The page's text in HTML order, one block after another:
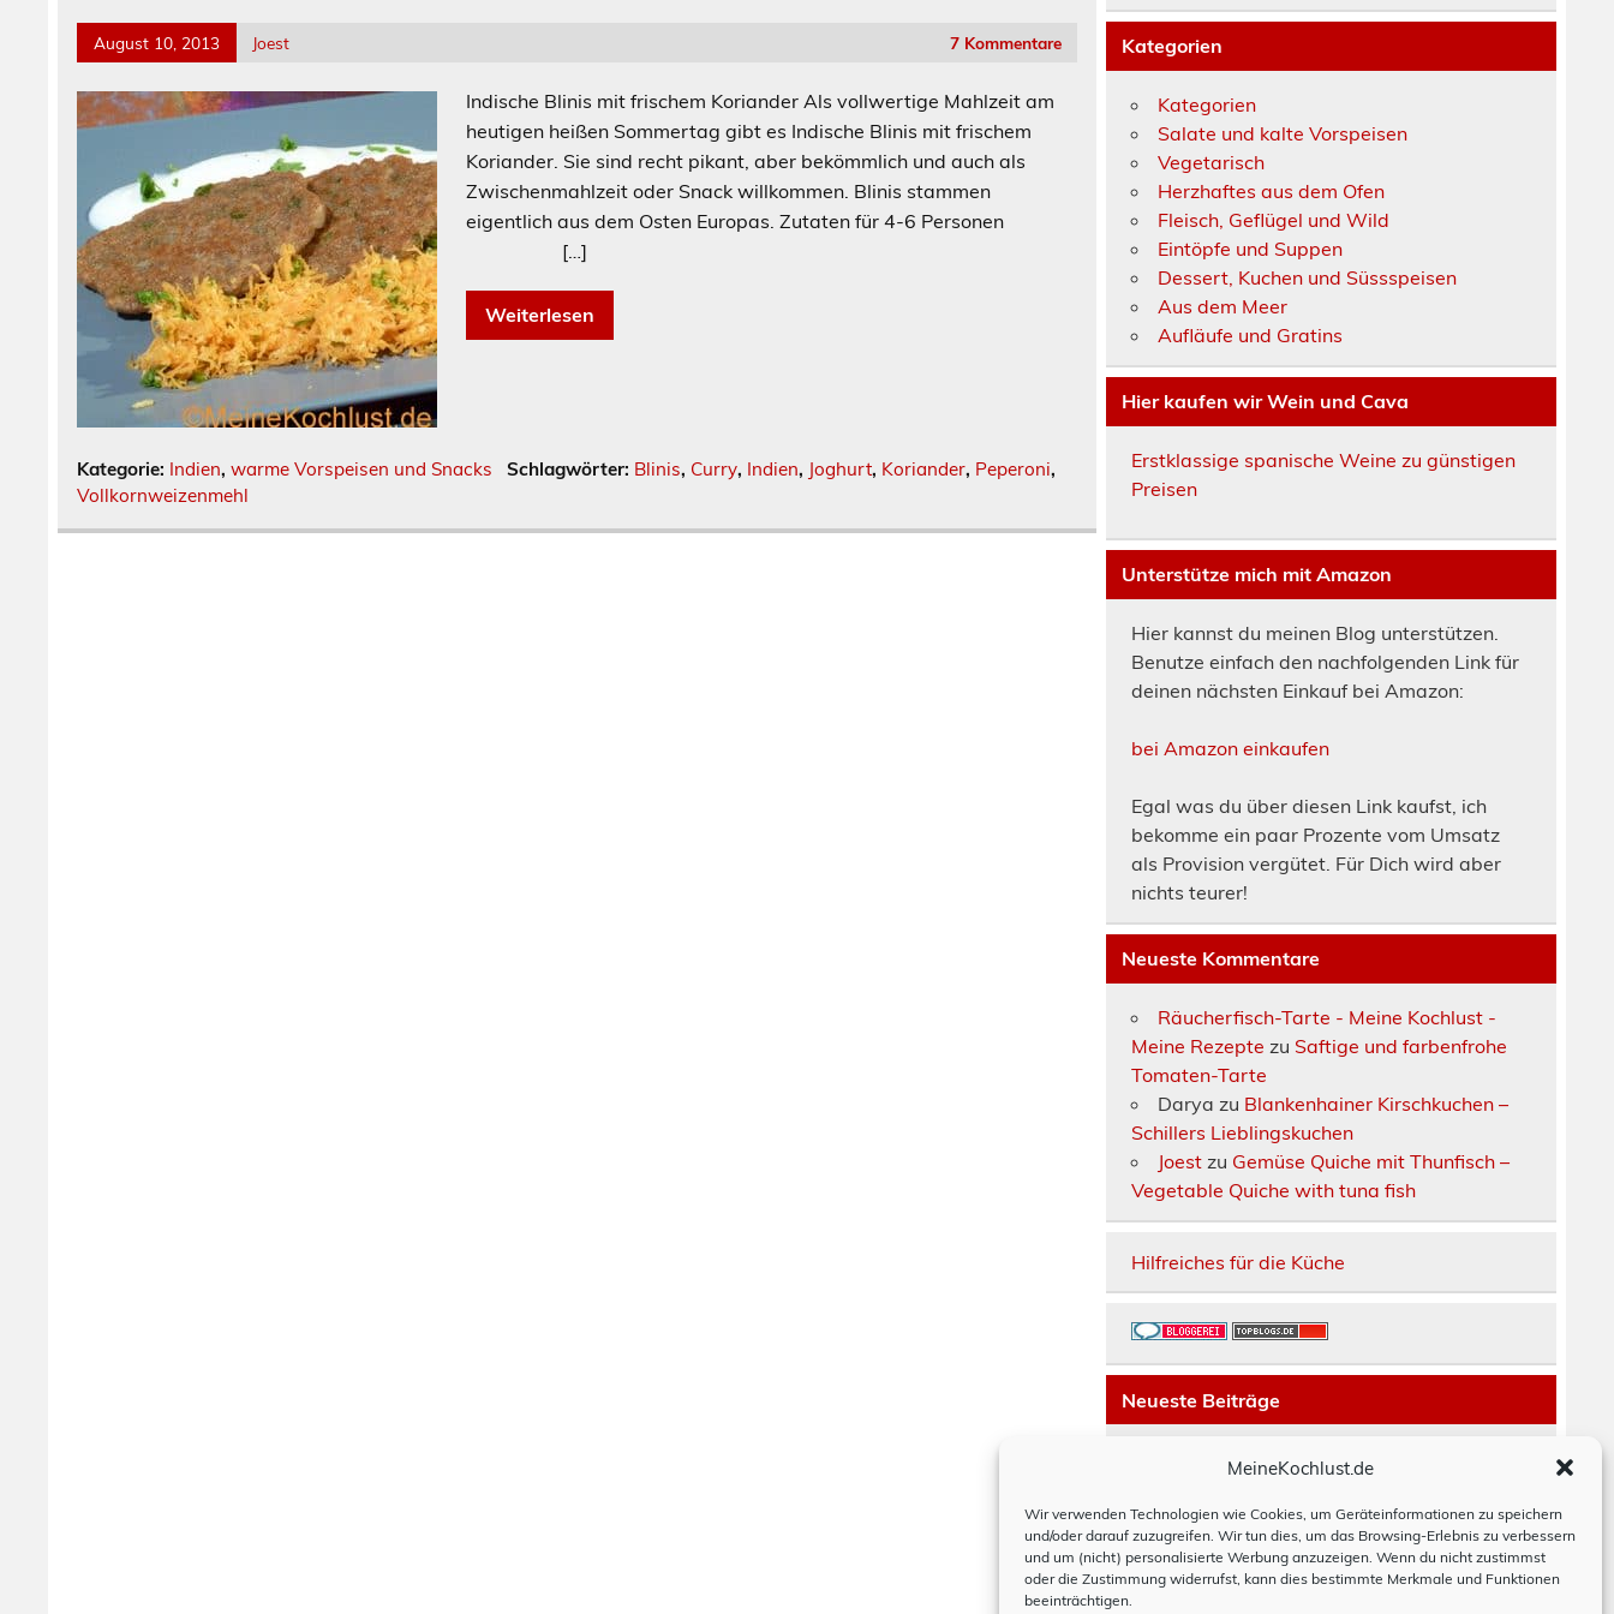
MeineKochlust.de
Wir verwenden Technologien wie Cookies, um Geräteinformationen zu speichern
und/oder darauf zuzugreifen. Wir tun dies, um das Browsing-Erlebnis zu verbessern
und um (nicht) personalisierte Werbung anzuzeigen. Wenn du nicht zustimmst
oder die Zustimmung widerrufst, kann dies bestimmte Merkmale und Funktionen
beeinträchtigen.
August 10, 2013 Joest 7 Kommentare
Indische Blinis mit frischem Koriander Als vollwertige Mahlzeit am
heutigen heißen Sommertag gibt es Indische Blinis mit frischem
Koriander. Sie sind recht pikant, aber bekömmlich und auch als
Zwischenmahlzeit oder Snack willkommen. Blinis stammen
eigentlich aus dem Osten Europas. Zutaten für 4-6 Personen
[…]
Weiterlesen
Kategorie: Indien,warme Vorspeisen und Snacks Schlagwörter: Blinis, Curry, Indien, Joghurt, Koriander, Peperoni,
Vollkornweizenmehl
Kategorien
Kategorien
Salate und kalte Vorspeisen
Vegetarisch
Herzhaftes aus dem Ofen
Fleisch, Geflügel und Wild
Eintöpfe und Suppen
Dessert, Kuchen und Süssspeisen
Aus dem Meer
Aufläufe und Gratins
Hier kaufen wir Wein und Cava
Erstklassige spanische Weine zu günstigen
Preisen
Unterstütze mich mit Amazon
Hier kannst du meinen Blog unterstützen.
Benutze einfach den nachfolgenden Link für
deinen nächsten Einkauf bei Amazon:
bei Amazon einkaufen
Egal was du über diesen Link kaufst, ich
bekomme ein paar Prozente vom Umsatz
als Provision vergütet. Für Dich wird aber
nichts teurer!
Neueste Kommentare
Räucherfisch-Tarte - Meine Kochlust -
Meine Rezepte zu Saftige und farbenfrohe
Tomaten-Tarte
Darya zu Blankenhainer Kirschkuchen –
Schillers Lieblingskuchen
Joest zu Gemüse Quiche mit Thunfisch –
Vegetable Quiche with tuna fish
Hilfreiches für die Küche
Neueste Beiträge
Räucherfisch-Tarte
Paella mit Chorizo, Hackbällchen und
Bohnen
Moussaka